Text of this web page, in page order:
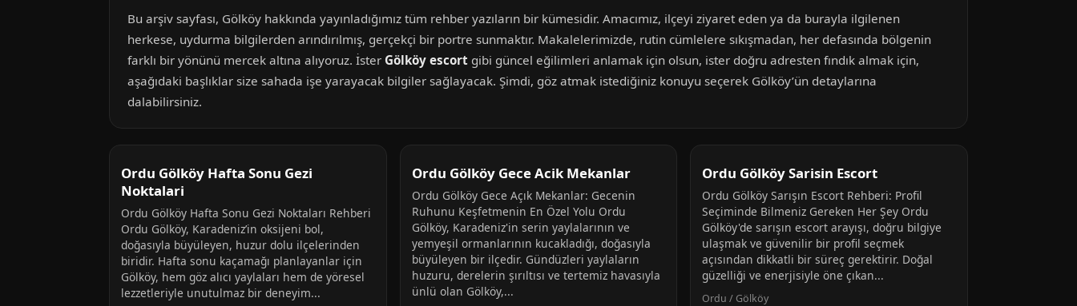
Bu arşiv sayfası, Gölköy hakkında yayınladığımız tüm rehber yazıların bir kümesidir. Amacımız, ilçeyi ziyaret eden ya da burayla ilgilenen
herkese, uydurma bilgilerden arındırılmış, gerçekçi bir portre sunmaktır. Makalelerimizde, rutin cümlelere sıkışmadan, her defasında bölgenin
farklı bir yönünü mercek altına alıyoruz. İster Gölköy escort gibi güncel eğilimleri anlamak için olsun, ister doğru adresten fındık almak için,
aşağıdaki başlıklar size sahada işe yarayacak bilgiler sağlayacak. Şimdi, göz atmak istediğiniz konuyu seçerek Gölköy’ün detaylarına
dalabilirsiniz.
Ordu Gölköy Hafta Sonu Gezi
Noktalari
Ordu Gölköy Hafta Sonu Gezi Noktaları Rehberi
Ordu Gölköy, Karadeniz’in oksijeni bol,
doğasıyla büyüleyen, huzur dolu ilçelerinden
biridir. Hafta sonu kaçamağı planlayanlar için
Gölköy, hem göz alıcı yaylaları hem de yöresel
lezzetleriyle unutulmaz bir deneyim...
Ordu Gölköy Gece Acik Mekanlar
Ordu Gölköy Gece Açık Mekanlar: Gecenin
Ruhunu Keşfetmenin En Özel Yolu Ordu
Gölköy, Karadeniz'in serin yaylalarının ve
yemyeşil ormanlarının kucakladığı, doğasıyla
büyüleyen bir ilçedir. Gündüzleri yaylaların
huzuru, derelerin şırıltısı ve tertemiz havasıyla
ünlü olan Gölköy,...
Ordu Gölköy Sarisin Escort
Ordu Gölköy Sarışın Escort Rehberi: Profil
Seçiminde Bilmeniz Gereken Her Şey Ordu
Gölköy'de sarışın escort arayışı, doğru bilgiye
ulaşmak ve güvenilir bir profil seçmek
açısından dikkatli bir süreç gerektirir. Doğal
güzelliği ve enerjisiyle öne çıkan...
Ordu / Gölköy